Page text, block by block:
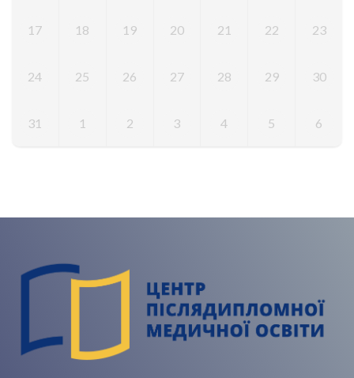
17 18 19 20 21 22 23
24 25 26 27 28 29 30
31 1 2 3 4 5 6